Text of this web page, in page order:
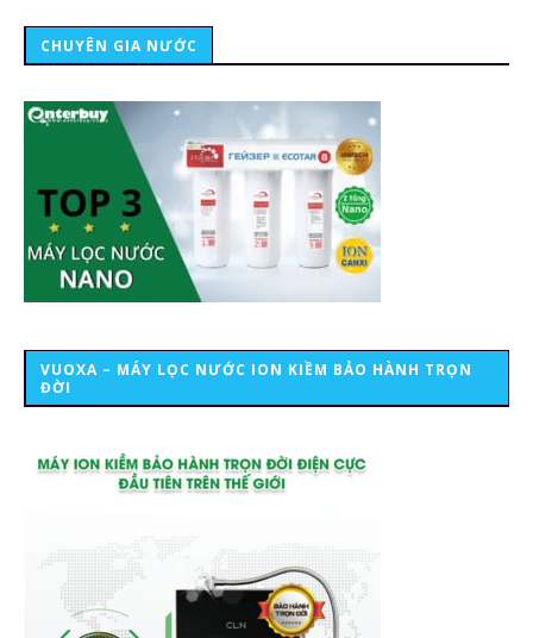
CHUYÊN GIA NƯỚC
VUOXA – MÁY LỌC NƯỚC ION KIỀM BẢO HÀNH TRỌN
ĐỜI